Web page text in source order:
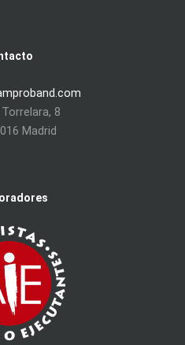
8
Madrid